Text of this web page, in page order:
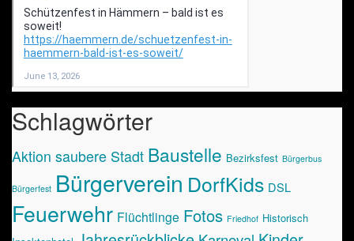
Schlagwörter
Aktion saubere Stadt Baustelle Bezirksfest Bürgerbus
Bürgerfest Bürgerverein DorfKids DSL
Feuerwehr Flüchtlinge Fotos Friedhof Historisch